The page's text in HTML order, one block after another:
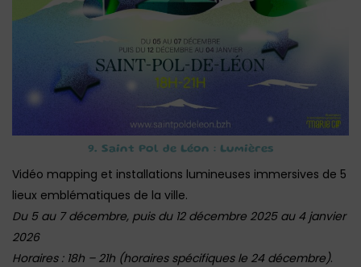
9. Saint Pol de Léon : Lumières
Vidéo mapping et installations lumineuses immersives de 5
lieux emblématiques de la ville.
Du 5 au 7 décembre, puis du 12 décembre 2025 au 4 janvier
2026
Horaires : 18h – 21h (horaires spécifiques le 24 décembre).